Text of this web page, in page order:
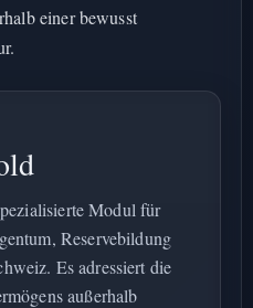
einer bewusst
Modul für
Reservebildung
Es adressiert die
außerhalb